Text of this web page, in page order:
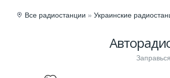
Все радиостанции » Украинские